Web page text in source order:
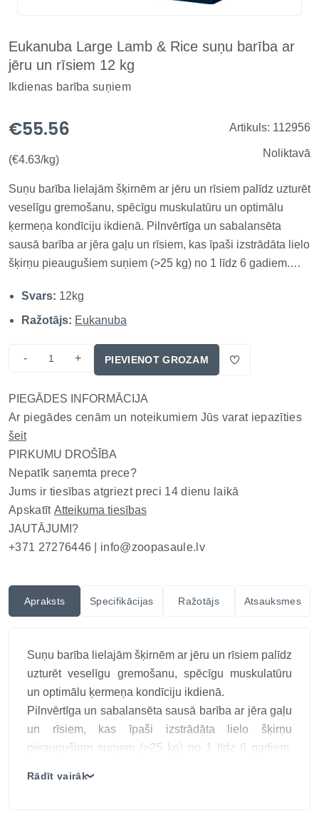
Eukanuba Large Lamb & Rice suņu barība ar
jēru un rīsiem 12 kg
Ikdienas barība suņiem
€55.56
(€4.63/kg)
Artikuls: 112956
Noliktavā
Suņu barība lielajām šķirnēm ar jēru un rīsiem palīdz uzturēt
veselīgu gremošanu, spēcīgu muskulatūru un optimālu
ķermeņa kondīciju ikdienā. Pilnvērtīga un sabalansēta
sausā barība ar jēra gaļu un rīsiem, kas īpaši izstrādāta lielo
šķirņu pieaugušiem suņiem (>25 kg) no 1 līdz 6 gadiem.
muskuļu attīstību, un sastāvdaļas, kas atbalsta locīt...
Svars: 12kg
Ražotājs: Eukanuba
- + PIEVIENOT GROZAM
PIEGĀDES INFORMĀCIJA
Ar piegādes cenām un noteikumiem Jūs varat iepazīties
šeit
PIRKUMU DROŠĪBA
Nepatīk saņemta prece?
Jums ir tiesības atgriezt preci 14 dienu laikā
Apskatīt Atteikuma tiesības
JAUTĀJUMI?
+371 27276446 | info@zoopasaule.lv
Apraksts Specifikācijas Ražotājs Atsauksmes
Suņu barība lielajām šķirnēm ar jēru un rīsiem palīdz
uzturēt veselīgu gremošanu, spēcīgu muskulatūru
un optimālu ķermeņa kondīciju ikdienā.
Pilnvērtīga un sabalansēta sausā barība ar jēra gaļu
un rīsiem, kas īpaši izstrādāta lielo šķirņu
pieaugušiem suņiem (>25 kg) no 1 līdz 6 gadiem.
Rādīt vairāk❯